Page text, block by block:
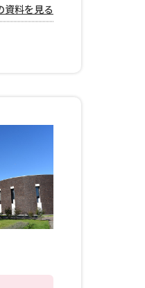
資料を見る